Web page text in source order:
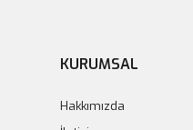
KURUMSAL
Hakkımızda